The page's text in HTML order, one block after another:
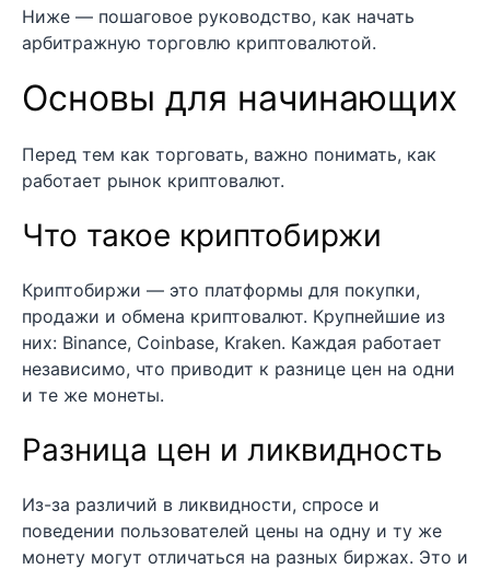
Ниже — пошаговое руководство, как начать
арбитражную торговлю криптовалютой.
Основы для начинающих
Перед тем как торговать, важно понимать, как
работает рынок криптовалют.
Что такое криптобиржи
Криптобиржи — это платформы для покупки,
продажи и обмена криптовалют. Крупнейшие из
них: Binance, Coinbase, Kraken. Каждая работает
независимо, что приводит к разнице цен на одни
и те же монеты.
Разница цен и ликвидность
Из-за различий в ликвидности, спросе и
поведении пользователей цены на одну и ту же
монету могут отличаться на разных биржах. Это и